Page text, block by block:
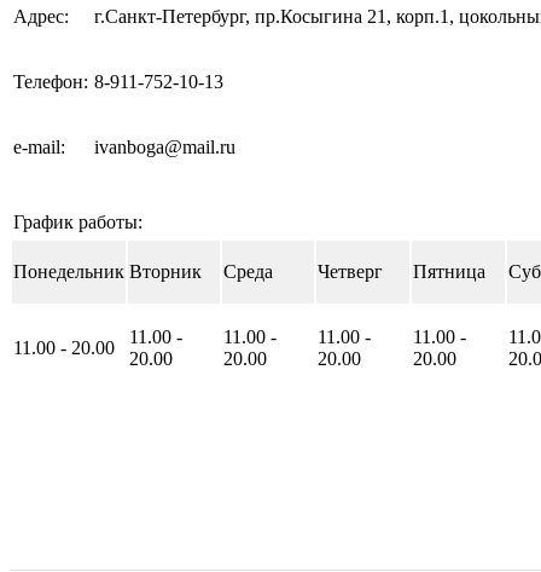
Адрес: г.Санкт-Петербург, пр.Косыгина 21, корп.1,
Телефон: 8-911-752-10-13
e-mail: ivanboga@mail.ru
График работы:
Понедельник Вторник Среда Четверг Пятница
11 .00 - 20.00
11 .00 -
20.00
11 .00 -
20.00
11 .00 -
20.00
11 .00 -
20.00
11
20